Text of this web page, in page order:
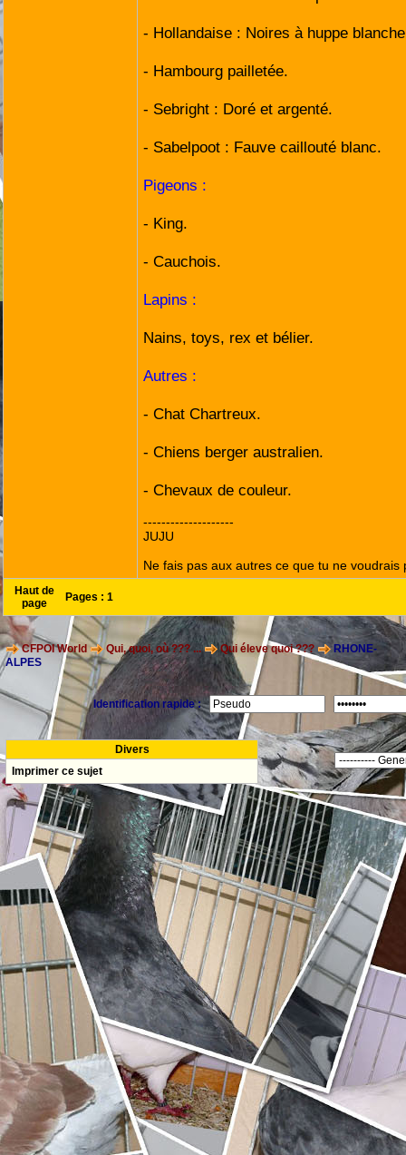
- Hollandaise : Noires à huppe
- Hambourg pailletée.
- Sebright : Doré et argenté.
- Sabelpoot : Fauve caillouté blanc.
Pigeons :
- King.
- Cauchois.
Lapins :
Nains, toys, rex et bélier.
Autres :
- Chat Chartreux.
- Chiens berger australien.
- Chevaux de couleur.
--------------------
JUJU
Ne fais pas aux autres ce que tu ne voudrais
Haut de
page
Pages : 1
CFPOI World Qui, quoi, où ??? ... Qui éleve quoi ???
RHONE-
ALPES
Identification rapide :
Divers
Imprimer ce sujet